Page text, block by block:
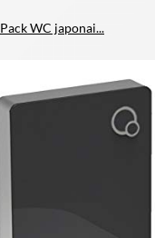
WC japonai...